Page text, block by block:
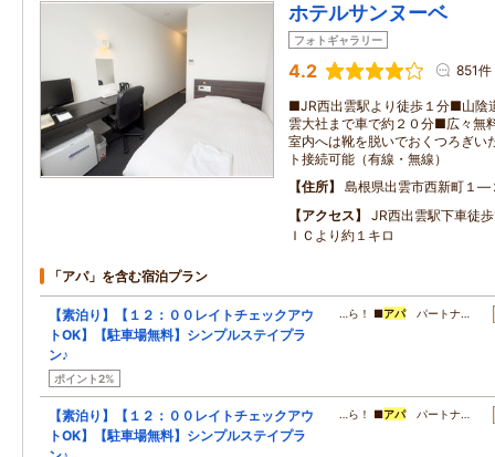
ホテルサンヌーベ
フォトギャラリー
4.2 851件
■JR西出雲駅より徒歩１分■山陰
雲大社まで車で約２０分■広々
室内へは靴を脱いでおくつろぎ
ト接続可能（有線・無線）
住所
島根県出雲市西新町１
アクセス
JR西出雲駅下車徒
ＩＣより約１キロ
「アパ」を含む宿泊プラン
【素泊り】【１２：００レイトチェックアウ
トOK】【駐車場無料】シンプルステイプラ
ン♪
ポイント2%
…ら！ ■アパパートナ…
【素泊り】【１２：００レイトチェックアウ
トOK】【駐車場無料】シンプルステイプラ
…ら！ ■アパパートナ…